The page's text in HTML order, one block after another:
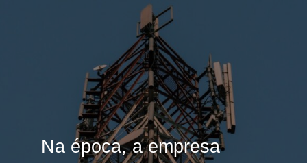
Na época, a empresa
Na época, a empresa